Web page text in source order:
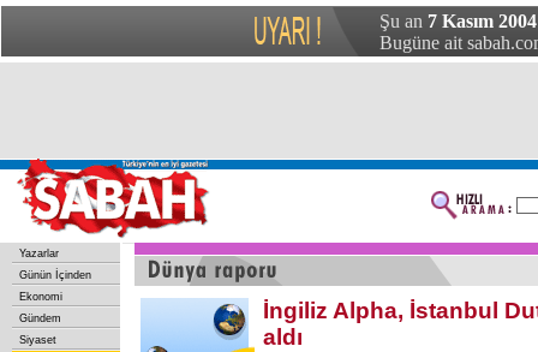
Şu an 7 Kasım
Bugüne ait
Yazarlar
Günün İçinden
Ekonomi
Gündem
Siyaset
İngiliz Alpha, İstanbul
aldı